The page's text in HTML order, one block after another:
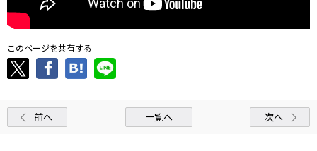
このページを共有する
前へ 一覧へ 次へ